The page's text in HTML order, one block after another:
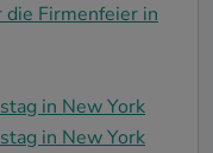
Firmenfeier in
in New York
in New York